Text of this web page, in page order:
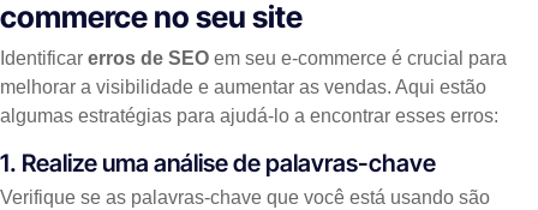
commerce no seu site
Identificar erros de SEO em seu e-commerce é crucial para
melhorar a visibilidade e aumentar as vendas. Aqui estão
algumas estratégias para ajudá-lo a encontrar esses erros:
1. Realize uma análise de palavras-chave
Verifique se as palavras-chave que você está usando são